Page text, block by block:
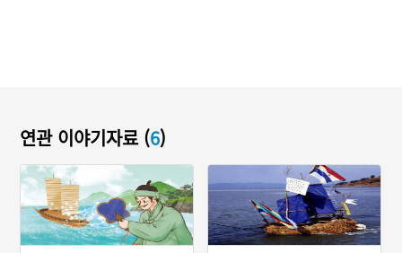
연관 이야기자료 (6)